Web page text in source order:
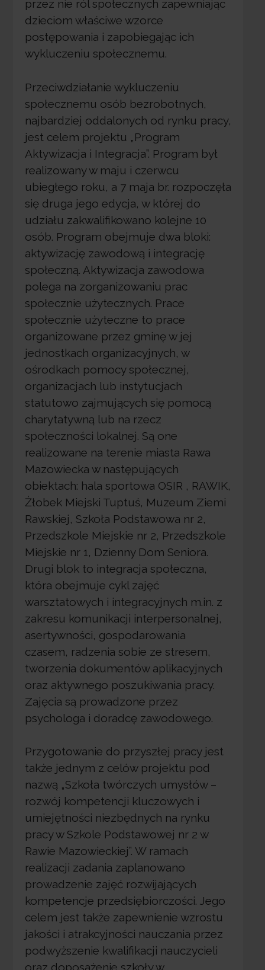
przez nie ról społecznych zapewniając
dzieciom właściwe wzorce
postępowania i zapobiegając ich
wykluczeniu społecznemu.
Przeciwdziałanie wykluczeniu
społecznemu osób bezrobotnych,
najbardziej oddalonych od rynku pracy,
jest celem projektu „Program
Aktywizacja i Integracja”. Program był
realizowany w maju i czerwcu
ubiegłego roku, a 7 maja br. rozpoczęła
się druga jego edycja, w której do
udziału zakwalifikowano kolejne 10
osób. Program obejmuje dwa bloki:
aktywizację zawodową i integrację
społeczną. Aktywizacja zawodowa
polega na zorganizowaniu prac
społecznie użytecznych. Prace
społecznie użyteczne to prace
organizowane przez gminę w jej
jednostkach organizacyjnych, w
ośrodkach pomocy społecznej,
organizacjach lub instytucjach
statutowo zajmujących się pomocą
charytatywną lub na rzecz
społeczności lokalnej. Są one
realizowane na terenie miasta Rawa
Mazowiecka w następujących
obiektach: hala sportowa OSIR , RAWIK,
Żłobek Miejski Tuptuś, Muzeum Ziemi
Rawskiej, Szkoła Podstawowa nr 2,
Przedszkole Miejskie nr 2, Przedszkole
Miejskie nr 1, Dzienny Dom Seniora.
Drugi blok to integracja społeczna,
która obejmuje cykl zajęć
warsztatowych i integracyjnych m.in. z
zakresu komunikacji interpersonalnej,
asertywności, gospodarowania
czasem, radzenia sobie ze stresem,
tworzenia dokumentów aplikacyjnych
oraz aktywnego poszukiwania pracy.
Zajęcia są prowadzone przez
psychologa i doradcę zawodowego.
Przygotowanie do przyszłej pracy jest
także jednym z celów projektu pod
nazwą „Szkoła twórczych umysłów –
rozwój kompetencji kluczowych i
umiejętności niezbędnych na rynku
pracy w Szkole Podstawowej nr 2 w
Rawie Mazowieckiej”. W ramach
realizacji zadania zaplanowano
prowadzenie zajęć rozwijających
kompetencje przedsiębiorczości. Jego
celem jest także zapewnienie wzrostu
jakości i atrakcyjności nauczania przez
podwyższenie kwalifikacji nauczycieli
oraz doposażenie szkoły w